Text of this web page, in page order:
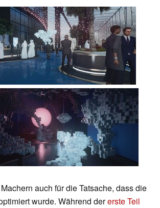
auch für die Tatsache, dass die
wurde. Während dererste Teil